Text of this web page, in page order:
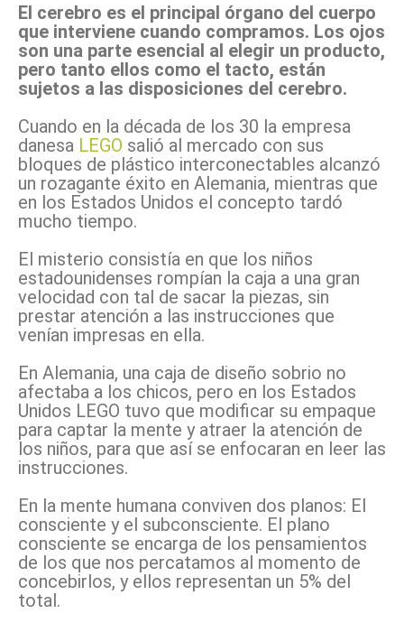
El cerebro es el principal órgano del cuerpo
que interviene cuando compramos. Los ojos
son una parte esencial al elegir un producto,
pero tanto ellos como el tacto, están
sujetos a las disposiciones del cerebro.
Cuando en la década de los 30 la empresa
danesa LEGO salió al mercado con sus
bloques de plástico interconectables alcanzó
un rozagante éxito en Alemania, mientras que
en los Estados Unidos el concepto tardó
mucho tiempo.
El misterio consistía en que los niños
estadounidenses rompían la caja a una gran
velocidad con tal de sacar la piezas, sin
prestar atención a las instrucciones que
venían impresas en ella.
En Alemania, una caja de diseño sobrio no
afectaba a los chicos, pero en los Estados
Unidos LEGO tuvo que modificar su empaque
para captar la mente y atraer la atención de
los niños, para que así se enfocaran en leer las
instrucciones.
En la mente humana conviven dos planos: El
consciente y el subconsciente. El plano
consciente se encarga de los pensamientos
de los que nos percatamos al momento de
concebirlos, y ellos representan un 5% del
total.